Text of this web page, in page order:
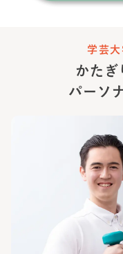
学芸大
かたぎ
パーソ